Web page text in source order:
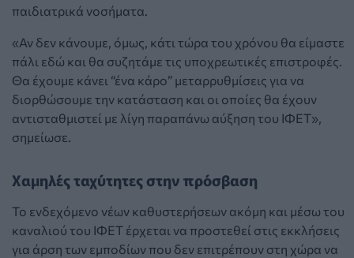
παιδιατρικά νοσήματα.
«Αν δεν κάνουμε, όμως, κάτι τώρα του χρόνου θα είμαστε
πάλι εδώ και θα συζητάμε τις υποχρεωτικές επιστροφές.
Θα έχουμε κάνει “ένα κάρο” μεταρρυθμίσεις για να
διορθώσουμε την κατάσταση και οι οποίες θα έχουν
αντισταθμιστεί με λίγη παραπάνω αύξηση του ΙΦΕΤ»,
σημείωσε.
Χαμηλές ταχύτητες στην πρόσβαση
Το ενδεχόμενο νέων καθυστερήσεων ακόμη και μέσω του
καναλιού του ΙΦΕΤ έρχεται να προστεθεί στις εκκλήσεις
για άρση των εμποδίων που δεν επιτρέπουν στη χώρα να